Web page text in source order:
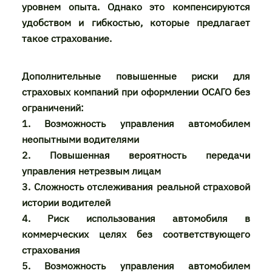
уровнем опыта. Однако это компенсируются
удобством и гибкостью, которые предлагает
такое страхование.
Дополнительные повышенные риски для
страховых компаний при оформлении ОСАГО без
ограничений:
1. Возможность управления автомобилем
неопытными водителями
2. Повышенная вероятность передачи
управления нетрезвым лицам
3. Сложность отслеживания реальной страховой
истории водителей
4. Риск использования автомобиля в
коммерческих целях без соответствующего
страхования
5. Возможность управления автомобилем